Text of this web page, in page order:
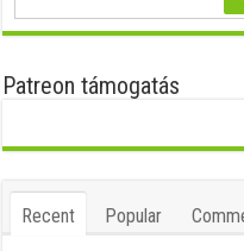
Patreon támogatás
Recent Popular